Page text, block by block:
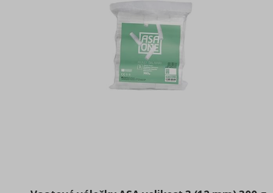
Úklidová chemie
(256)
Úklidové nářadí, pomůcky (99)
Spotřební materiál(28)